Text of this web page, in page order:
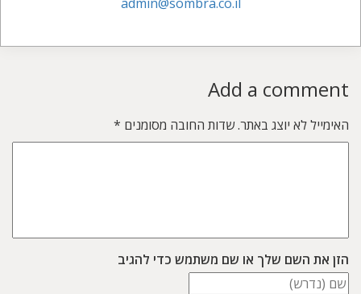
Add a comment
האימייל לא יוצג באתר.שדות החובה מסומנים *
הזן את השם שלך או שם משתמש כדי להגיב